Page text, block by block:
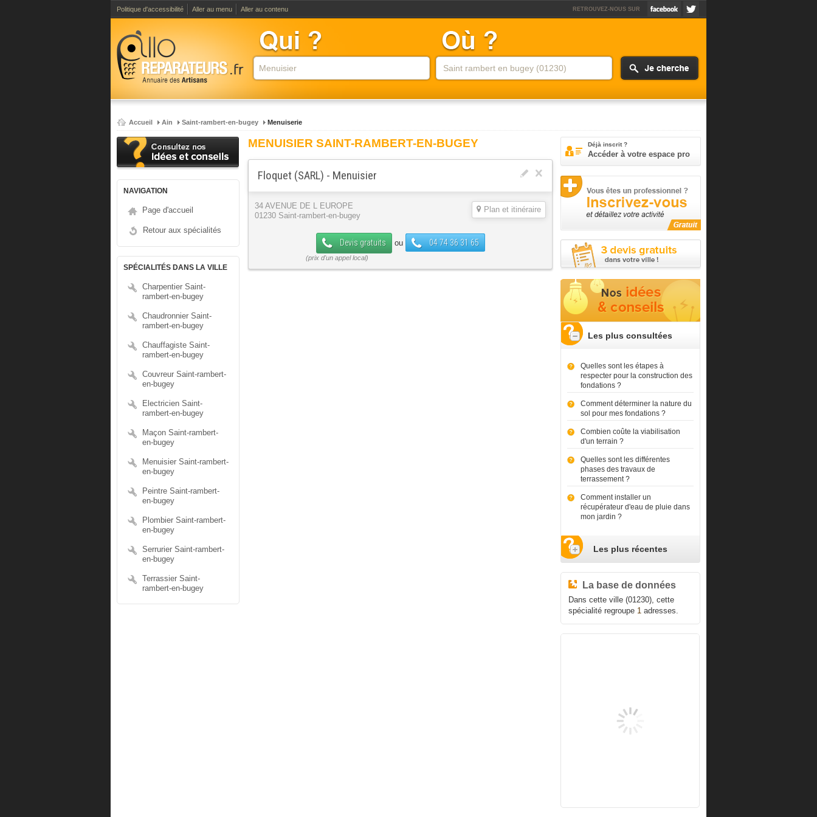
Politique d'accessibilité Aller au menu Aller au contenu RETROUVEZ-NOUS SUR
Accueil Ain Saint-rambert-en-bugey Menuiserie
NAVIGATION
Page d'accueil
Retour aux spécialités
SPÉCIALITÉS DANS LA VILLE
Charpentier Saint-
rambert-en-bugey
Chaudronnier Saint-
rambert-en-bugey
Chauffagiste Saint-
rambert-en-bugey
Couvreur Saint-rambert-
en-bugey
Electricien Saint-
rambert-en-bugey
Maçon Saint-rambert-
en-bugey
Menuisier Saint-rambert-
en-bugey
Peintre Saint-rambert-
en-bugey
Plombier Saint-rambert-
en-bugey
Serrurier Saint-rambert-
en-bugey
Terrassier Saint-
rambert-en-bugey
MENUISIER SAINT-RAMBERT-EN-BUGEY
Floquet (SARL) - Menuisier
Plan et itinéraire
34 AVENUE DE L EUROPE
01230 Saint-rambert-en-bugey
Devis gratuits ou 04 74 36 31 65
Déjà inscrit ?
Accéder à votre espace pro
Les plus consultées
Quelles sont les étapes à
respecter pour la construction des
fondations ?
Comment déterminer la nature du
sol pour mes fondations ?
Combien coûte la viabilisation
d'un terrain ?
Quelles sont les différentes
phases des travaux de
terrassement ?
Comment installer un
récupérateur d'eau de pluie dans
mon jardin ?
Les plus récentes
La base de données
Dans cette ville (01230), cette
spécialité regroupe 1adresses.